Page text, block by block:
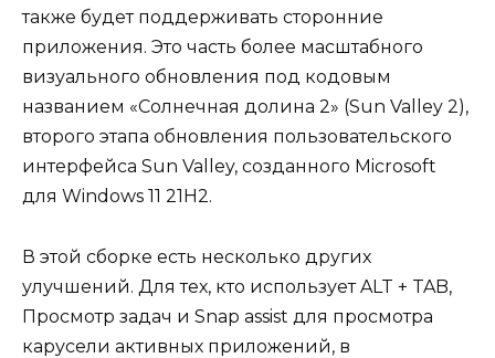
также будет поддерживать сторонние
приложения. Это часть более масштабного
визуального обновления под кодовым
названием «Солнечная долина 2» (Sun Valley 2),
второго этапа обновления пользовательского
интерфейса Sun Valley, созданного Microsoft
для Windows 11 21H2.
В этой сборке есть несколько других
улучшений. Для тех, кто использует ALT + TAB,
Просмотр задач и Snap assist для просмотра
карусели активных приложений, в